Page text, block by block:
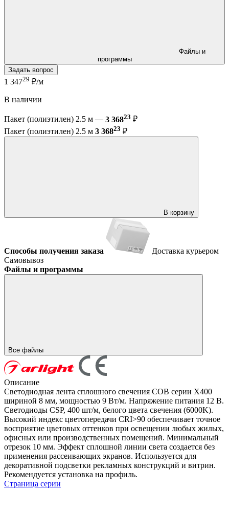
программы
Задать вопрос
1 34729 ₽/м
В наличии
Пакет (полиэтилен) 2.5 м — 3 36823 ₽
Пакет (полиэтилен) 2.5 м 3 36823 ₽
В корзину
Способы получения заказа
Доставка курьером
Самовывоз
Файлы и программы
Все файлы
Описание
Светодиодная лента сплошного свечения COB серии X400
шириной 8 мм, мощностью 9 Вт/м. Напряжение питания 12 В.
Светодиоды CSP, 400 шт/м, белого цвета свечения (6000K).
Высокий индекс цветопередачи CRI>90 обеспечивает точное
восприятие цветовых оттенков при освещении любых жилых,
офисных или производственных помещений. Минимальный
отрезок 10 мм. Эффект сплошной линии света создается без
применения рассеивающих экранов. Используется для
декоративной подсветки рекламных конструкций и витрин.
Рекомендуется установка на профиль.
Страница серии